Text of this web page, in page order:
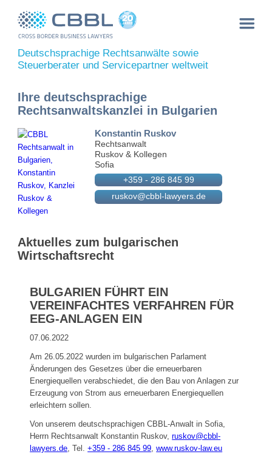
Deutschsprachige Rechtsanwälte sowie
Steuerberater und Servicepartner weltweit
Ihre deutschsprachige
Rechtsanwaltskanzlei in Bulgarien
Konstantin Ruskov
Rechtsanwalt
Ruskov & Kollegen
Sofia
+359 - 286 845 99
ruskov@cbbl-lawyers.de
Aktuelles zum bulgarischen
Wirtschaftsrecht
BULGARIEN FÜHRT EIN
VEREINFACHTES VERFAHREN FÜR
EEG-ANLAGEN EIN
07.06.2022
Am 26.05.2022 wurden im bulgarischen Parlament
Änderungen des Gesetzes über die erneuerbaren
Energiequellen verabschiedet, die den Bau von Anlagen zur
Erzeugung von Strom aus erneuerbaren Energiequellen
erleichtern sollen.
Von unserem deutschsprachigen CBBL-Anwalt in Sofia,
Herrn Rechtsanwalt Konstantin Ruskov,ruskov@cbbl-
lawyers.de,Tel.+359 - 286 845 99,www.ruskov-law.eu